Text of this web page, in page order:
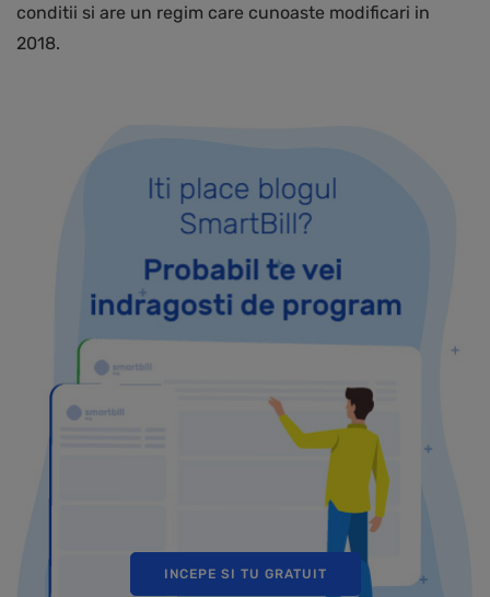
conditii si are un regim care cunoaste modificari in
2018.
INCEPE SI TU GRATUIT